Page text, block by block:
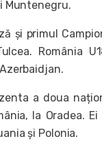
Muntenegru.
și primul
România
a doua
la Oradea.
și Polonia.